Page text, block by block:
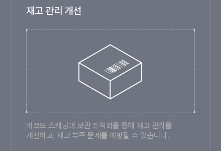
재고 관리 개선
바코드 스캐닝과 보관 최적화를 통해 재고 관리를
개선하고, 재고 부족 문제를 예방할 수 있습니다.